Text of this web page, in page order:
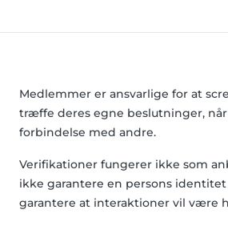
Medlemmer er ansvarlige for at
træffe deres egne beslutninger,
forbindelse med andre.
Verifikationer fungerer ikke som
ikke garantere en persons
garantere at interaktioner vil være